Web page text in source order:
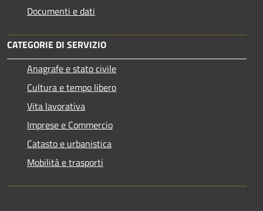
Documenti e dati
CATEGORIE DI SERVIZIO
Anagrafe e stato civile
Cultura e tempo libero
Vita lavorativa
Imprese e Commercio
Catasto e urbanistica
Mobilità e trasporti